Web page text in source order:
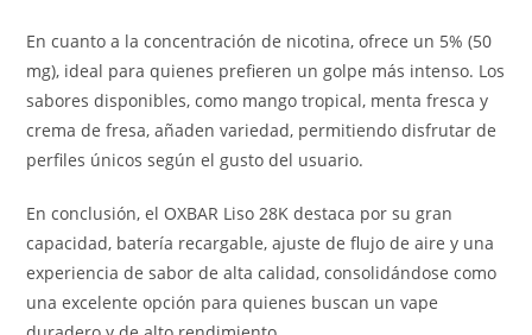
En cuanto a la concentración de nicotina, ofrece un 5% (50
mg), ideal para quienes prefieren un golpe más intenso. Los
sabores disponibles, como mango tropical, menta fresca y
crema de fresa, añaden variedad, permitiendo disfrutar de
perfiles únicos según el gusto del usuario.
En conclusión, el OXBAR Liso 28K destaca por su gran
capacidad, batería recargable, ajuste de flujo de aire y una
experiencia de sabor de alta calidad, consolidándose como
una excelente opción para quienes buscan un vape